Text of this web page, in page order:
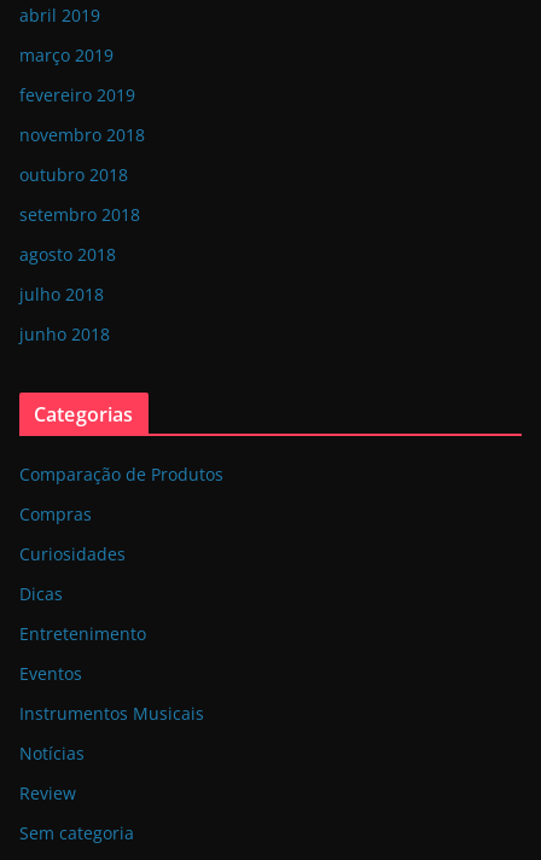
abril 2019
março 2019
fevereiro 2019
novembro 2018
outubro 2018
setembro 2018
agosto 2018
julho 2018
junho 2018
Categorias
Comparação de Produtos
Compras
Curiosidades
Dicas
Entretenimento
Eventos
Instrumentos Musicais
Notícias
Review
Sem categoria